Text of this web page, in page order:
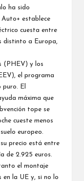
ha sido
establece
cuesta entre
distinto a Europa,
(PHEV) y los
el programa
El
máxima que
tope se
cueste menos
europeo.
precio está entre
de 2.925 euros.
el montaje
la UE y, si no lo